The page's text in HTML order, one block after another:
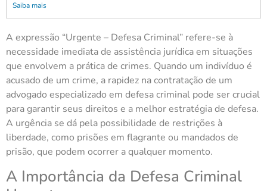
Saiba mais
A expressão “Urgente – Defesa Criminal” refere-se à
necessidade imediata de assistência jurídica em situações
que envolvem a prática de crimes. Quando um indivíduo é
acusado de um crime, a rapidez na contratação de um
advogado especializado em defesa criminal pode ser crucial
para garantir seus direitos e a melhor estratégia de defesa.
A urgência se dá pela possibilidade de restrições à
liberdade, como prisões em flagrante ou mandados de
prisão, que podem ocorrer a qualquer momento.
A Importância da Defesa Criminal